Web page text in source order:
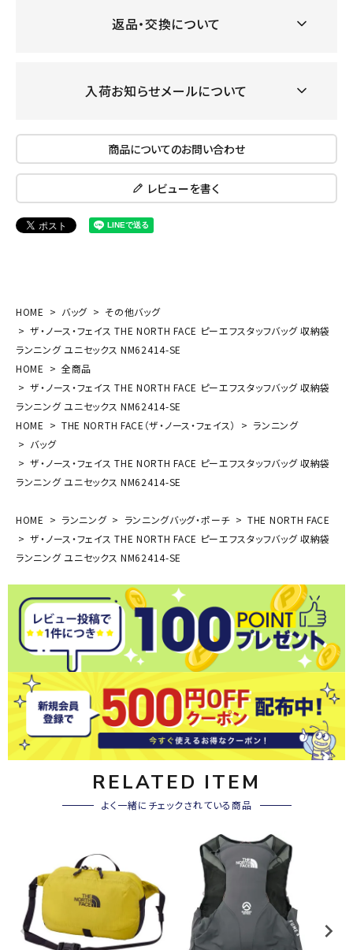
返品・交換について
入荷お知らせメールについて
商品についてのお問い合わせ
レビューを書く
HOME バッグ
その他バッグ
ザ・ノース・フェイス THE NORTH FACE ピーエフスタッフバッグ 収納袋
ランニング ユニセックス NM62414-SE
HOME
全商品
ザ・ノース・フェイス THE NORTH FACE ピーエフスタッフバッグ 収納袋
ランニング ユニセックス NM62414-SE
HOME
THE NORTH FACE（ザ・ノース・フェイス）
ランニング
バッグ
ザ・ノース・フェイス THE NORTH FACE ピーエフスタッフバッグ 収納袋
ランニング ユニセックス NM62414-SE
HOME ランニング ランニングバッグ・ポーチ
THE NORTH FACE
ザ・ノース・フェイス THE NORTH FACE ピーエフスタッフバッグ 収納袋
ランニング ユニセックス NM62414-SE
RELATED ITEM
よく一緒にチェックされている商品